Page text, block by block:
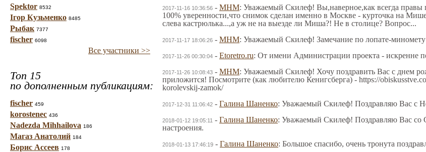
Spektor 8532
Ігор Кузьменко 8485
Рыбак 7377
fischer 6098
Все участники >>
Топ 15
по дополненным публикациям:
fischer 459
korostenec 436
Nadezda Mihhailova 186
Магаз Анатолий 184
Борис Ассеев 178
2017-11-16 10:36:56 - МНМ: Уважаемый Скилеф! Вы,наверное,как всегда
100% уверенности,что снимок сделан именно в Москве - курточка на
слева кастрюлька...,а уж не на выезде ли Миша?! Не в столице? Вопрос...
2017-11-17 18:06:26 - МНМ: Уважаемый Скилеф! Замечание по лопате-
2017-11-26 00:30:04 - Etoretro.ru: От имени Администрации проекта - искренне
2017-11-26 10:08:43 - МНМ: Уважаемый Скилеф! Хочу поздравить Вас с днем
приложится! Посмотрите (как любителю Кенигсберга) - https://
korolevskij-zamok/
2017-12-31 11:06:42 - Галина Шаненко: Уважаемый Скилеф! Поздравляю Вас с
2018-01-12 19:05:11 - Галина Шаненко: Уважаемый Скилеф! Поздравляю Вас со
настроения.
2018-01-13 17:46:19 - Галина Шаненко: Большое спасибо, очень тронута